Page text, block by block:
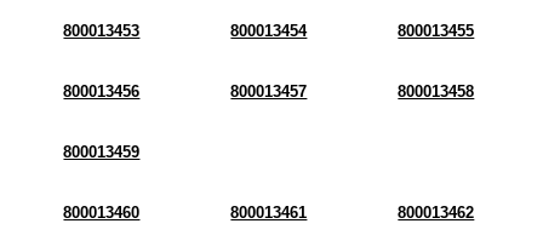
800013453 800013454 800013455
800013456 800013457 800013458
800013459
800013460 800013461 800013462